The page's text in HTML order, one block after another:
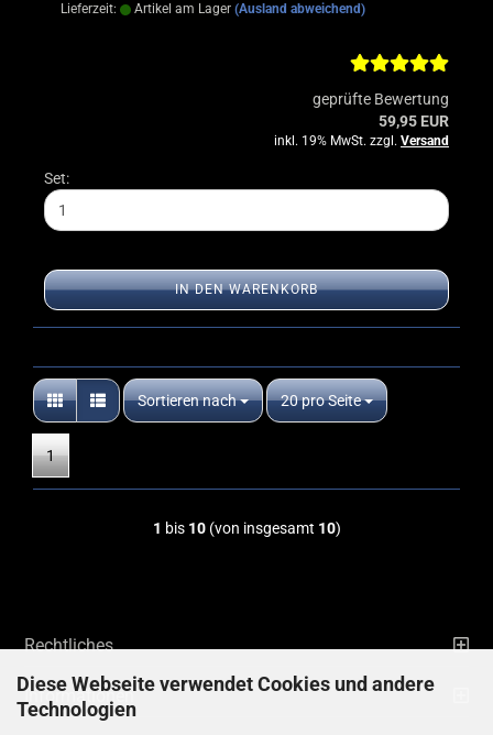
Diese Webseite verwendet Cookies und andere
Technologien
Lieferzeit: Artikel am Lager (Ausland abweichend)
geprüfte Bewertung
59,95 EUR
inkl. 19% MwSt. zzgl. Versand
Set:
IN DEN WARENKORB
Sortieren nach
Sortieren nach 20 pro Seite
pro Seite
1
1 bis 10(von insgesamt 10)
Rechtliches
Informationen